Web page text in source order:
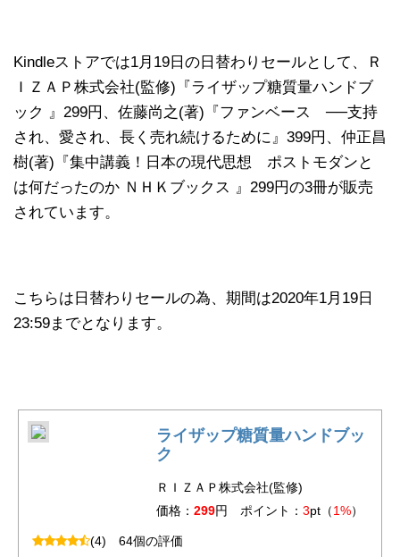
Kindleストアでは1月19日の日替わりセールとして、Ｒ
ＩＺＡＰ株式会社(監修)『ライザップ糖質量ハンドブ
ック 』299円、佐藤尚之(著)『ファンベース ──支持
され、愛され、長く売れ続けるために』399円、仲正昌
樹(著)『集中講義！日本の現代思想 ポストモダンと
は何だったのか ＮＨＫブックス 』299円の3冊が販売
されています。
こちらは日替わりセールの為、期間は2020年1月19日
23:59までとなります。
ライザップ糖質量ハンドブッ
ク
ＲＩＺＡＰ株式会社(監修)
価格： 299円 ポイント： 3pt（1%）
(4) 64個の評価